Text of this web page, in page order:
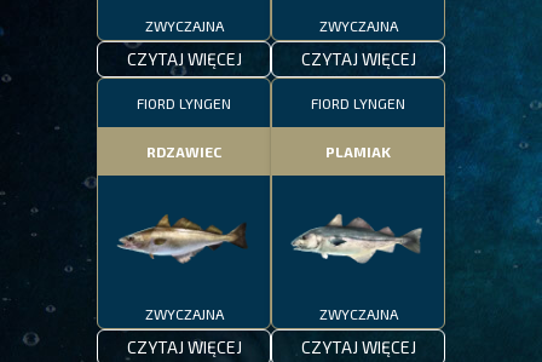
ZWYCZAJNA
CZYTAJ WIĘCEJ
ZWYCZAJNA
CZYTAJ WIĘCEJ
FIORD LYNGEN
RDZAWIEC
ZWYCZAJNA
CZYTAJ WIĘCEJ
FIORD LYNGEN
PLAMIAK
ZWYCZAJNA
CZYTAJ WIĘCEJ